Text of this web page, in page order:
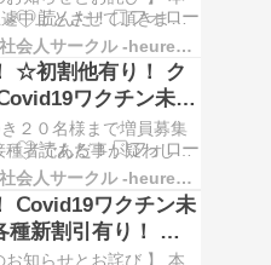
み放題付きの食事
クル イベントの告
中止とさせて頂きま
しがた)に男女合計３名
ざいました。 これによ
ズレた事に加え、最低
ってしまいました。 最
Ｐにも記載してござい
ブログ | 社会人サークル -heureux- ルルー
☆初割他有り！ ク
ワクチン未接
新割引有り！ 上野
ーでゆったり２.５
と飲み放題付きの食
ークル イベントの
２０名様まで増員募集
種者である事が疑わしい
ましては、検査・質問
食事会概要 】 アクセス
の開催です。 開催時間
り目の２時間３０分。
しがしたいという方、…
ブログ | 社会人サークル -heureux- ルルー
Ⅽovid19ワクチン未
種新割引有り！ 六
ン レストラン バー
お知らせとお詫び 】 本